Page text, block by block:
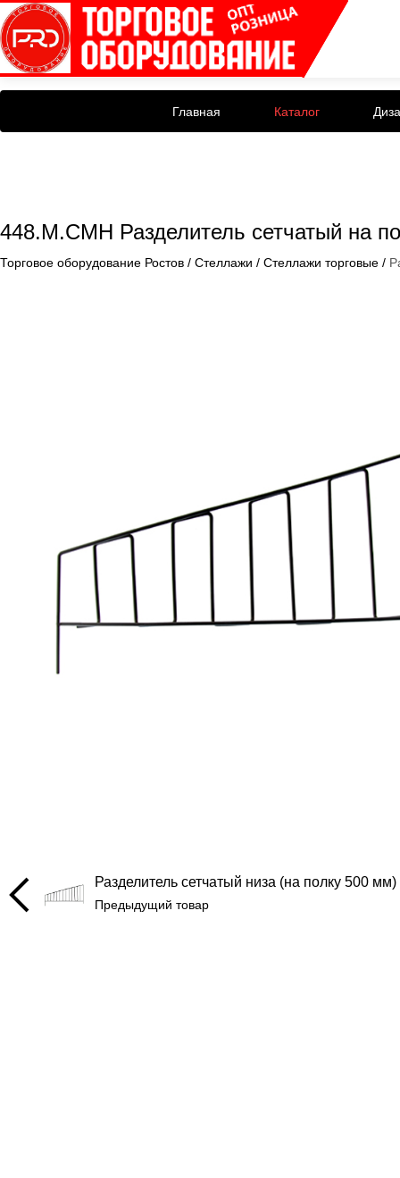
Главная Каталог
448.М.СМН Разделитель сетчатый на
Торговое оборудование Ростов / Стеллажи / Стеллажи торговые /
Разделитель сетчатый низа (на полку 500 мм)
Предыдущий товар